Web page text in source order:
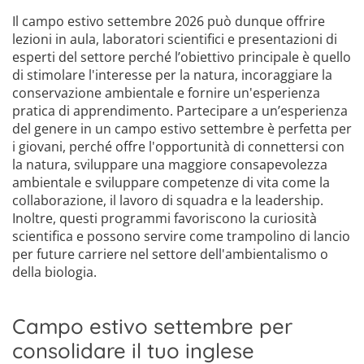
Il campo estivo settembre 2026 può dunque offrire
lezioni in aula, laboratori scientifici e presentazioni di
esperti del settore perché l’obiettivo principale è quello
di stimolare l'interesse per la natura, incoraggiare la
conservazione ambientale e fornire un'esperienza
pratica di apprendimento. Partecipare a un’esperienza
del genere in un campo estivo settembre è perfetta per
i giovani, perché offre l'opportunità di connettersi con
la natura, sviluppare una maggiore consapevolezza
ambientale e sviluppare competenze di vita come la
collaborazione, il lavoro di squadra e la leadership.
Inoltre, questi programmi favoriscono la curiosità
scientifica e possono servire come trampolino di lancio
per future carriere nel settore dell'ambientalismo o
della biologia.
Campo estivo settembre per
consolidare il tuo inglese